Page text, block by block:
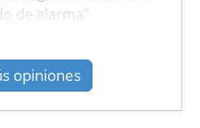
de alarma"
opiniones